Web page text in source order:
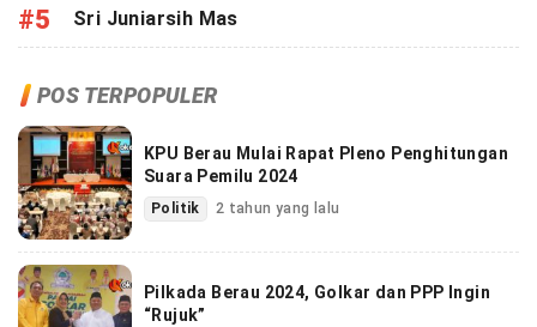
#5 Sri Juniarsih Mas
POS TERPOPULER
KPU Berau Mulai Rapat Pleno Penghitungan
Suara Pemilu 2024
Politik 2 tahun yang lalu
Pilkada Berau 2024, Golkar dan PPP Ingin
“Rujuk”